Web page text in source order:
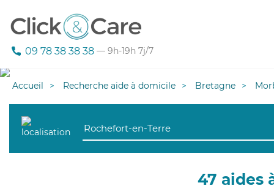
09 78 38 38 38 — 9h-19h 7j/7
Accueil Recherche aide à domicile Bretagne
47 aides